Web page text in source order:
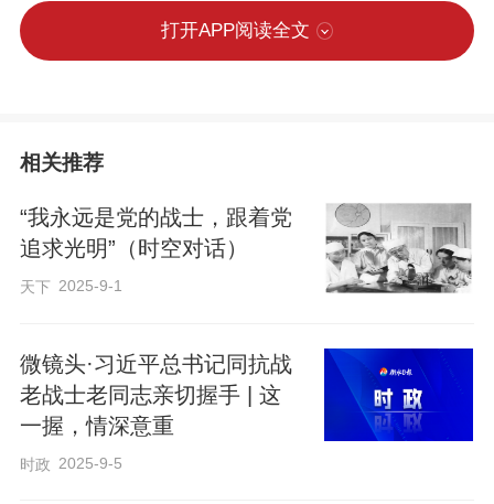
路军去救人！”当时，他的父亲正开展地下
工作，秘密救治伤员。受此影响，刘世钺
语。
1942年深秋，阜平后方医院的慰问演出被
日军枪声打断。12名警卫班战士组成人墙
病员”的呐喊，成了烙印在他心底的信仰。
在掩护撤离时，他发现一名受伤战友落在
后面，于是毫不犹豫地冲回去搀扶，子弹
在耳边呼啸而过。“党叫钉在这里，死也要
打开APP阅读全文
相关推荐
“我永远是党的战士，跟着党
追求光明”（时空对话）
天下 2025-9-1
微镜头·习近平总书记同抗战
老战士老同志亲切握手 | 这
一握，情深意重
时政 2025-9-5